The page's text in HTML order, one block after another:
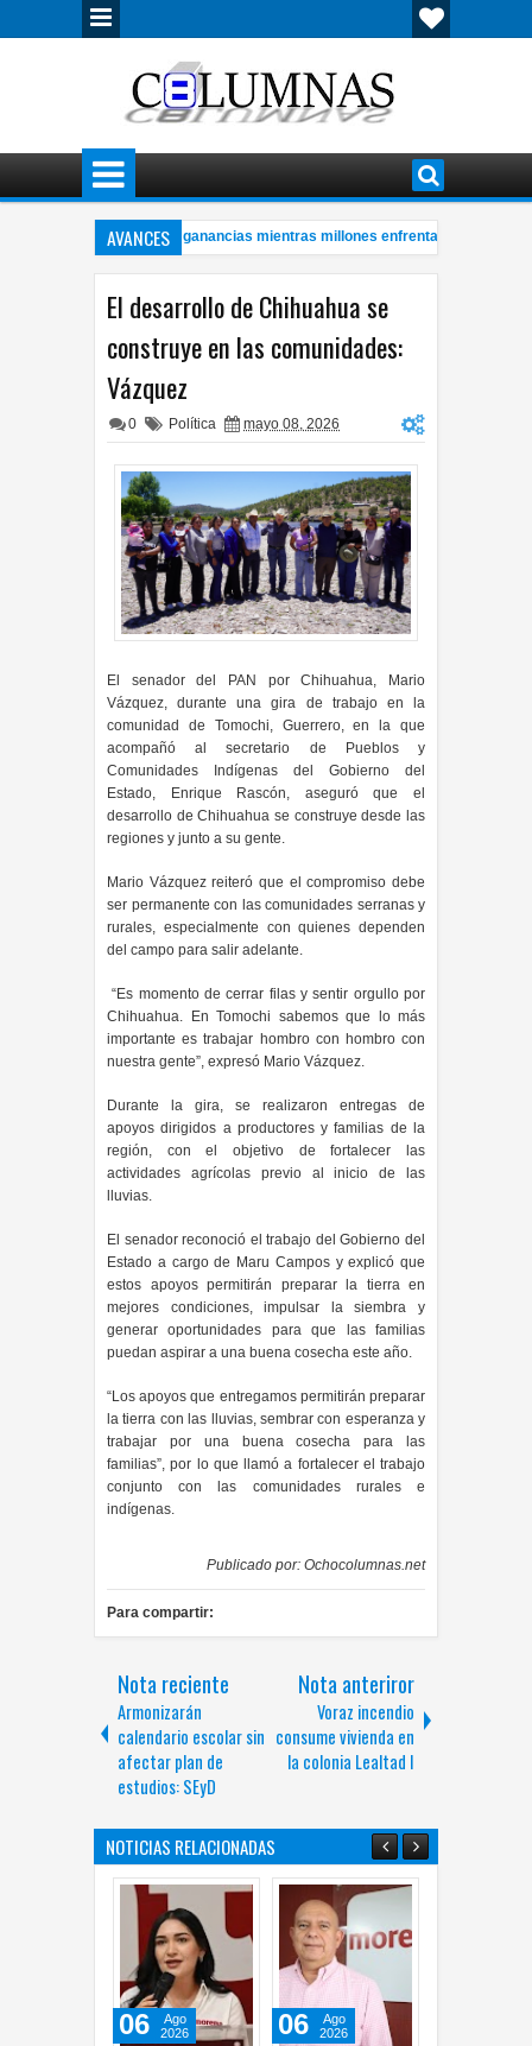
AVANCES
con millonarias ganancias mientras millones enfrentan crisis
El desarrollo de Chihuahua se
construye en las comunidades:
Vázquez
0 Política mayo 08, 2026
El senador del PAN por Chihuahua, Mario
Vázquez, durante una gira de trabajo en la
comunidad de Tomochi, Guerrero, en la que
acompañó al secretario de Pueblos y
Comunidades Indígenas del Gobierno del
Estado, Enrique Rascón, aseguró que el
desarrollo de Chihuahua se construye desde las
regiones y junto a su gente.
Mario Vázquez reiteró que el compromiso debe
ser permanente con las comunidades serranas y
rurales, especialmente con quienes dependen
del campo para salir adelante.
“Es momento de cerrar filas y sentir orgullo por
Chihuahua. En Tomochi sabemos que lo más
importante es trabajar hombro con hombro con
nuestra gente”, expresó Mario Vázquez.
Durante la gira, se realizaron entregas de
apoyos dirigidos a productores y familias de la
región, con el objetivo de fortalecer las
actividades agrícolas previo al inicio de las
lluvias.
El senador reconoció el trabajo del Gobierno del
Estado a cargo de Maru Campos y explicó que
estos apoyos permitirán preparar la tierra en
mejores condiciones, impulsar la siembra y
generar oportunidades para que las familias
puedan aspirar a una buena cosecha este año.
“Los apoyos que entregamos permitirán preparar
la tierra con las lluvias, sembrar con esperanza y
trabajar por una buena cosecha para las
familias”, por lo que llamó a fortalecer el trabajo
conjunto con las comunidades rurales e
indígenas.
Publicado por: Ochocolumnas.net
Para compartir:
Nota reciente
Armonizarán
calendario escolar sin
afectar plan de
estudios: SEyD
Nota anteriror
Voraz incendio
consume vivienda en
la colonia Lealtad I
NOTICIAS RELACIONADAS
Ago
2026
06
Ago
2026
06